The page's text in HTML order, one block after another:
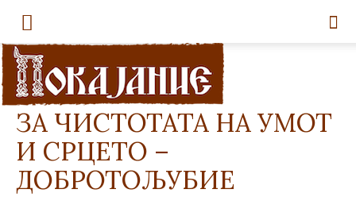
Покајание
Дома Духовност
Духовност
ЗА ЧИСТОТАТА НА УМОТ
И СРЦЕТО –
ДОБРОТОЉУБИЕ